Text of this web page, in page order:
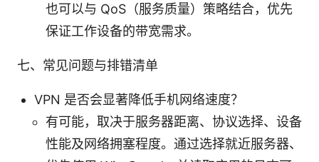
也可以与 QoS（服务质量）策略结合，优先
保证工作设备的带宽需求。
七、常见问题与排错清单
VPN 是否会显著降低手机网络速度？
有可能，取决于服务器距离、协议选择、设备
性能及网络拥塞程度。通过选择就近服务器、